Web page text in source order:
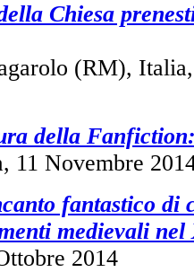
Chiesa
(RM),
della
11 Novembre
fantastico di
medievali nel
2014